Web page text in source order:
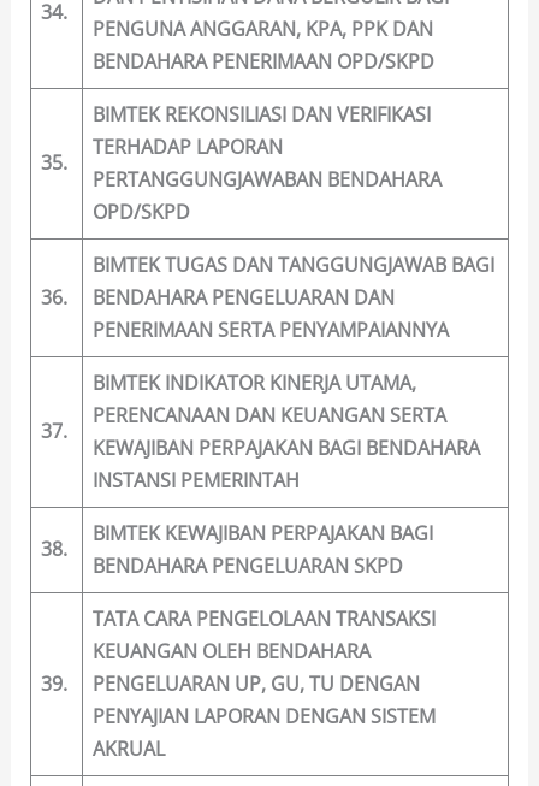
34.
PENGUNA ANGGARAN, KPA, PPK DAN
BENDAHARA PENERIMAAN OPD/SKPD
35.
BIMTEK REKONSILIASI DAN VERIFIKASI
TERHADAP LAPORAN
PERTANGGUNGJAWABAN BENDAHARA
OPD/SKPD
36.
BIMTEK TUGAS DAN TANGGUNGJAWAB BAGI
BENDAHARA PENGELUARAN DAN
PENERIMAAN SERTA PENYAMPAIANNYA
37.
BIMTEK INDIKATOR KINERJA UTAMA,
PERENCANAAN DAN KEUANGAN SERTA
KEWAJIBAN PERPAJAKAN BAGI BENDAHARA
INSTANSI PEMERINTAH
38.
BIMTEK KEWAJIBAN PERPAJAKAN BAGI
BENDAHARA PENGELUARAN SKPD
39.
TATA CARA PENGELOLAAN TRANSAKSI
KEUANGAN OLEH BENDAHARA
PENGELUARAN UP, GU, TU DENGAN
PENYAJIAN LAPORAN DENGAN SISTEM
AKRUAL